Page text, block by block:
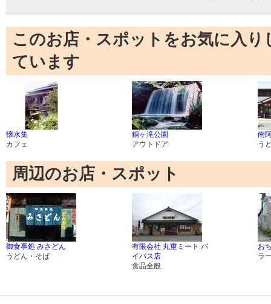
このお店・スポットをお気に入
ています
懐水集
カフェ
鍋ヶ滝公園
アウトドア
南
う
周辺のお店・スポット
御食事処 みさどん
うどん・そば
有限会社 丸重ミート バ
イパス店
食品全般
お
ラ